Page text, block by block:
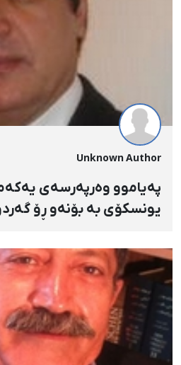
Unknown Author
پەیاموو وەرپەرسەی
یونسکۆی بە بۆنەو ڕۆ